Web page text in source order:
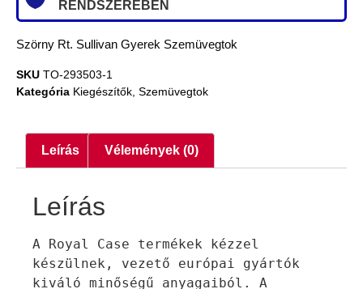
RENDSZERÉBEN
Szörny Rt. Sullivan Gyerek Szemüvegtok
SKU TO-293503-1
Kategória Kiegészítők, Szemüvegtok
Leírás Vélemények (0)
Leírás
A Royal Case termékek kézzel
készülnek, vezető európai gyártók
kiváló minőségű anyagaiból. A